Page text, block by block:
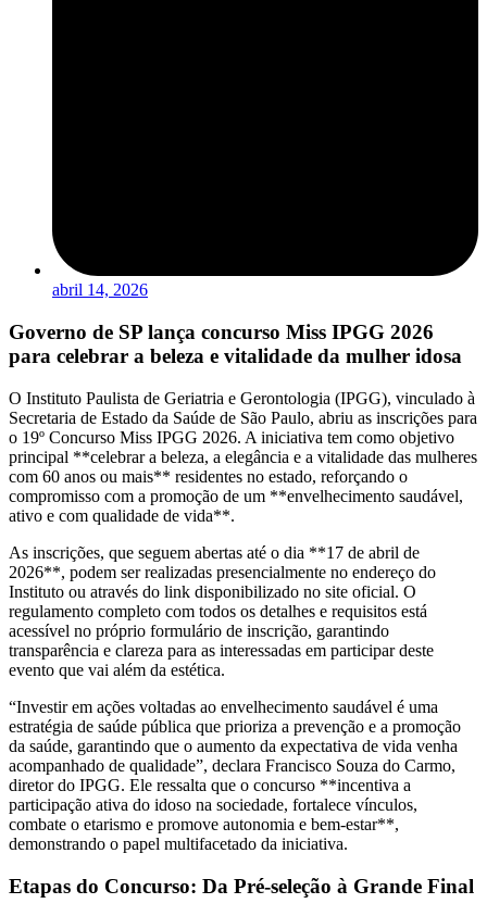
abril 14, 2026
Governo de SP lança concurso Miss IPGG 2026
para celebrar a beleza e vitalidade da mulher idosa
O Instituto Paulista de Geriatria e Gerontologia (IPGG), vinculado à
Secretaria de Estado da Saúde de São Paulo, abriu as inscrições para
o 19º Concurso Miss IPGG 2026. A iniciativa tem como objetivo
principal **celebrar a beleza, a elegância e a vitalidade das mulheres
com 60 anos ou mais** residentes no estado, reforçando o
compromisso com a promoção de um **envelhecimento saudável,
ativo e com qualidade de vida**.
As inscrições, que seguem abertas até o dia **17 de abril de
2026**, podem ser realizadas presencialmente no endereço do
Instituto ou através do link disponibilizado no site oficial. O
regulamento completo com todos os detalhes e requisitos está
acessível no próprio formulário de inscrição, garantindo
transparência e clareza para as interessadas em participar deste
evento que vai além da estética.
“Investir em ações voltadas ao envelhecimento saudável é uma
estratégia de saúde pública que prioriza a prevenção e a promoção
da saúde, garantindo que o aumento da expectativa de vida venha
acompanhado de qualidade”, declara Francisco Souza do Carmo,
diretor do IPGG. Ele ressalta que o concurso **incentiva a
participação ativa do idoso na sociedade, fortalece vínculos,
combate o etarismo e promove autonomia e bem-estar**,
demonstrando o papel multifacetado da iniciativa.
Etapas do Concurso: Da Pré-seleção à Grande Final